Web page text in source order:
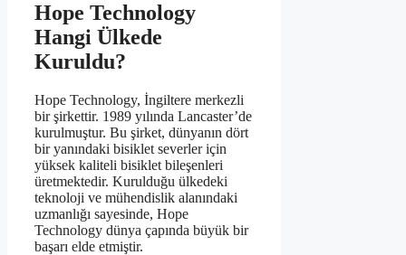
Hope Technology
Hangi Ülkede
Kuruldu?
Hope Technology, İngiltere merkezli
bir şirkettir. 1989 yılında Lancaster’de
kurulmuştur. Bu şirket, dünyanın dört
bir yanındaki bisiklet severler için
yüksek kaliteli bisiklet bileşenleri
üretmektedir. Kurulduğu ülkedeki
teknoloji ve mühendislik alanındaki
uzmanlığı sayesinde, Hope
Technology dünya çapında büyük bir
başarı elde etmiştir.